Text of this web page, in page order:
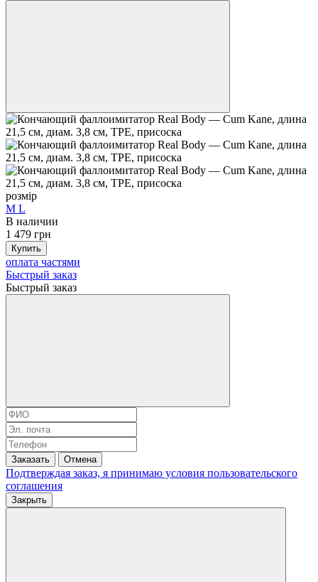
розмір
M L
В наличии
1 479 грн
Купить
оплата частями
Быстрый заказ
Быстрый заказ
Заказать Отмена
Подтверждая заказ, я принимаю условия пользовательского
соглашения
Закрыть